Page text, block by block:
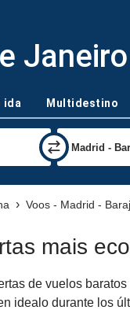
ida Multidestino
Voos - Madrid -
mais
de vuelos
idealo durante los